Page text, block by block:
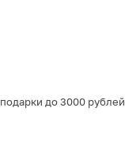
подарки до 3000 рублей